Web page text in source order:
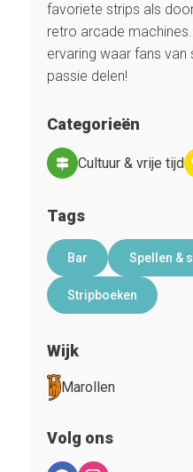
favoriete strips als
retro arcade
ervaring waar fans
passie delen!
Categorieën
Cultuur & vrije tijd
Tags
Bar Spellen &
Stripboeken
Wijk
Marollen
Volg ons